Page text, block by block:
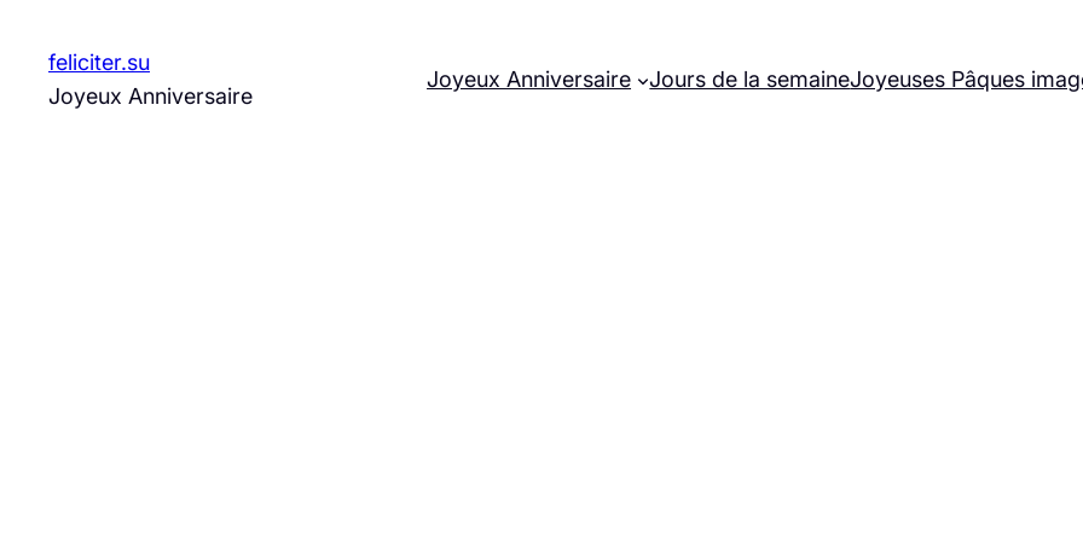
contenu
feliciter.su
Joyeux Anniversaire
Joyeux Anniversaire Jours de la semaineJoyeuses Pâques